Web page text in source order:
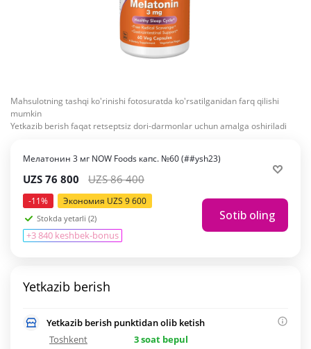
Mahsulotning tashqi ko'rinishi fotosuratda ko'rsatilganidan farq qilishi
mumkin
Yetkazib berish faqat retseptsiz dori-darmonlar uchun amalga oshiriladi
Мелатонин 3 мг NOW Foods капс. №60 (##ysh23)
UZS 76 800 UZS86 400
-11% Экономия UZS 9 600
Stokda yetarli (2)
+3 840 keshbek-bonus
Sotib oling
Yetkazib berish
Yetkazib berish punktidan olib ketish
Toshkent
3 soat bepul